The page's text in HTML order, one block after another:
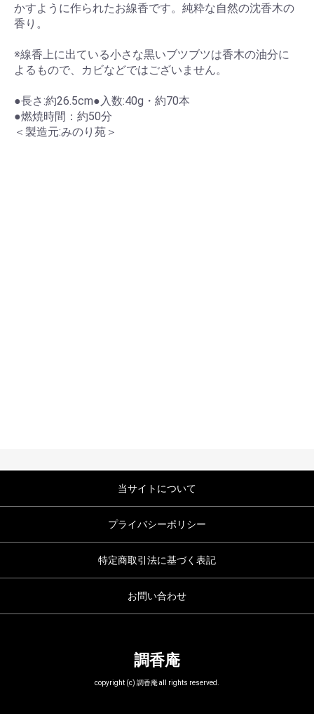
かすように作られたお線香です。純粋な自然の沈香木の
香り。
※線香上に出ている小さな黒いブツブツは香木の油分に
よるもので、カビなどではございません。
●長さ:約26.5cm●入数:40g・約70本
●燃焼時間：約50分
＜製造元:みのり苑＞
当サイトについて
プライバシーポリシー
特定商取引法に基づく表記
お問い合わせ
調香庵
copyright (c) 調香庵 all rights reserved.